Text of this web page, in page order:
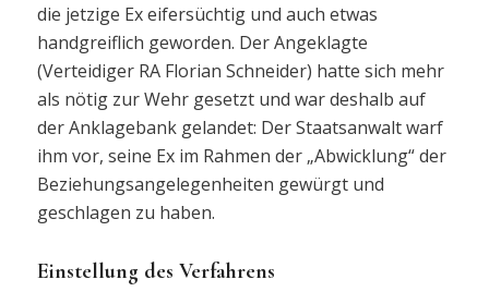
die jetzige Ex eifersüchtig und auch etwas
handgreiflich geworden. Der Angeklagte
(Verteidiger RA Florian Schneider) hatte sich mehr
als nötig zur Wehr gesetzt und war deshalb auf
der Anklagebank gelandet: Der Staatsanwalt warf
ihm vor, seine Ex im Rahmen der „Abwicklung“ der
Beziehungsangelegenheiten gewürgt und
geschlagen zu haben.
Einstellung des Verfahrens